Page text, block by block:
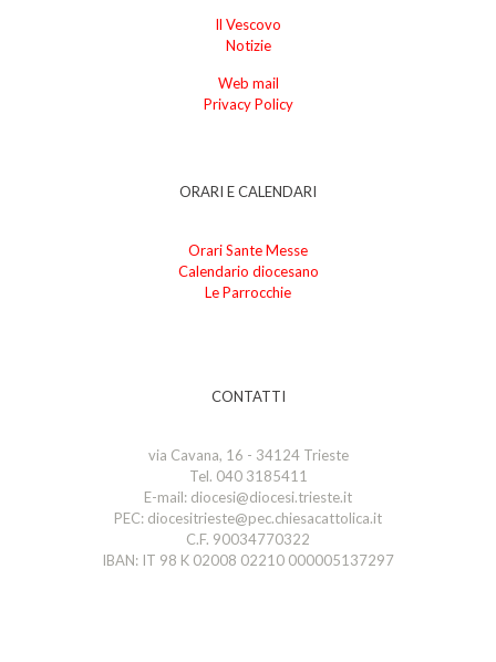
Il Vescovo
Notizie
Web mail
Privacy Policy
ORARI E CALENDARI
Orari Sante Messe
Calendario diocesano
Le Parrocchie
CONTATTI
via Cavana, 16 - 34124 Trieste
Tel. 040 3185411
E-mail: diocesi@diocesi.trieste.it
PEC: diocesitrieste@pec.chiesacattolica.it
C.F. 90034770322
IBAN: IT 98 K 02008 02210 000005137297